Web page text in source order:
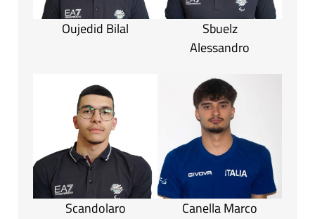
Oujedid Bilal
Sbuelz
Alessandro
Scandolaro
Canella Marco